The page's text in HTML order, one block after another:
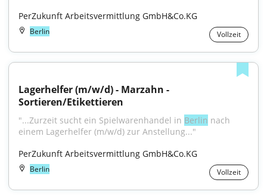
PerZukunft Arbeitsvermittlung GmbH&Co.KG
Berlin Vollzeit
Lagerhelfer (m/w/d) - Marzahn -
Sortieren/Etikettieren
"...Zurzeit sucht ein Spielwarenhandel in Berlin nach
einem Lagerhelfer (m/w/d) zur Anstellung..."
PerZukunft Arbeitsvermittlung GmbH&Co.KG
Berlin Vollzeit